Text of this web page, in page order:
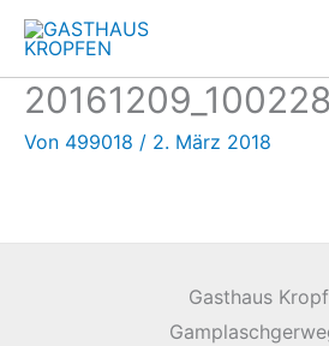
Zum
Inhalt
springen
20161209_100228
Von 499018 / 2. März 2018
Gasthaus